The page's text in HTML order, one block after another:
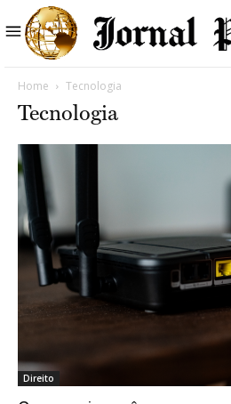
Home Tecnologia
Tecnologia
Direito